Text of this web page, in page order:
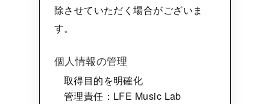
除させていただく場合がございま
す。
個人情報の管理
取得目的を明確化
管理責任：LFE Music Lab